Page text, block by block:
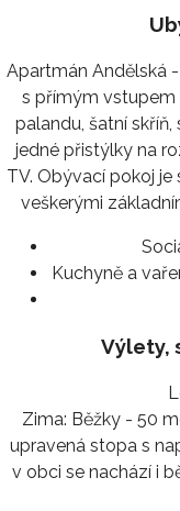
Apartmán Andělská
s přímým vstupem
palandu, šatní
jedné přistýlky na
TV. Obývací pokoj je
veškerými
Kuchyně a
Výlety,
Zima: Běžky - 50
upravená stopa s
v obci se nachází i